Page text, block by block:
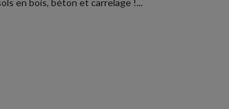
en bois, béton et carrelage !...